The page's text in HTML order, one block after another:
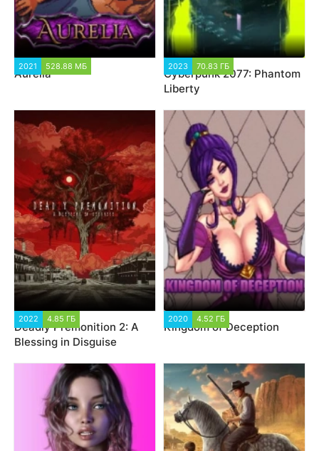
2021 528.88 МБ
Aurelia
2023 70.83 ГБ
Cyberpunk 2077: Phantom
Liberty
2022 4.85 ГБ
Deadly Premonition 2: A
Blessing in Disguise
2020 4.52 ГБ
Kingdom of Deception